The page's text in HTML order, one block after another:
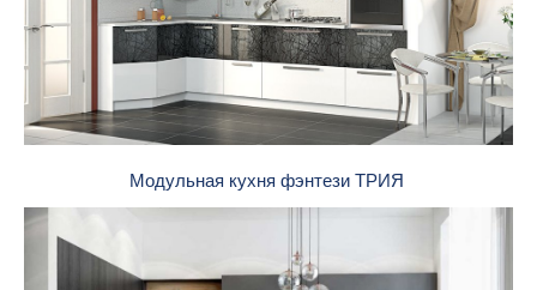
Модульная кухня фэнтези ТРИЯ